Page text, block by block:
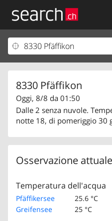
8330 Pfäffikon
Oggi, 8/8 da 01:50
Dalle 2 senza nuvole.
notte 18, di pomeriggio 30
Osservazione attuale
Temperatura dell'acqua
Pfäffikersee
25.6 °C
Greifensee
25 °C
Il vostro profolio
Area clienti
Informazioni Legali